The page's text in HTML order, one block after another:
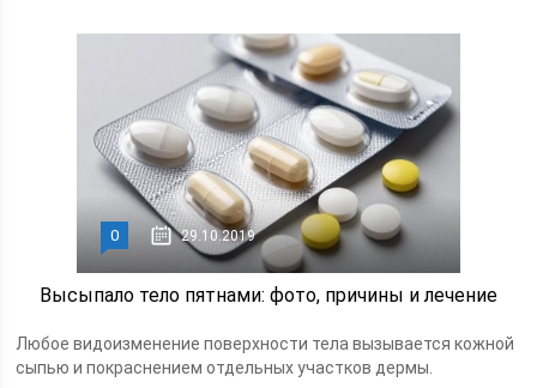
0 29.10.2019
Высыпало тело пятнами: фото, причины и лечение
Любое видоизменение поверхности тела вызывается кожной
сыпью и покраснением отдельных участков дермы.